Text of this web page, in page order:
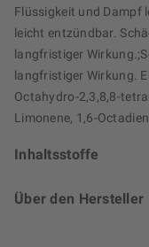
Flüssigkeit und Dampf
leicht entzündbar.
langfristiger
langfristiger Wirkung.
Octahydro-2,3,8,8-
Limonene, 1,6-
Inhaltsstoffe
Über den Hersteller